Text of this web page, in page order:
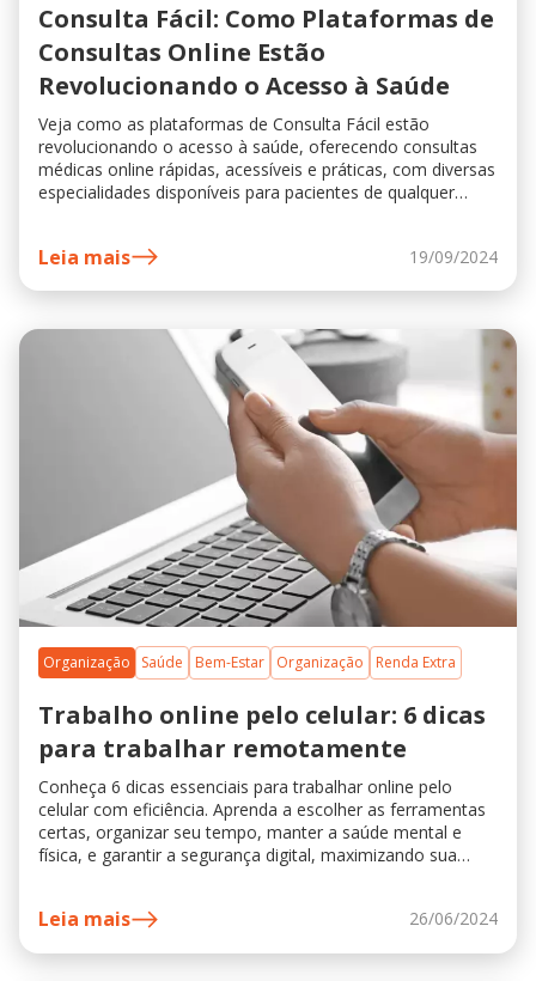
Consulta Fácil: Como Plataformas de
Consultas Online Estão
Revolucionando o Acesso à Saúde
Veja como as plataformas de Consulta Fácil estão
revolucionando o acesso à saúde, oferecendo consultas
médicas online rápidas, acessíveis e práticas, com diversas
especialidades disponíveis para pacientes de qualquer
Leia mais 19/09/2024
Organização Saúde Bem-Estar Organização Renda Extra
Trabalho online pelo celular: 6 dicas
para trabalhar remotamente
Conheça 6 dicas essenciais para trabalhar online pelo
celular com eficiência. Aprenda a escolher as ferramentas
certas, organizar seu tempo, manter a saúde mental e
física, e garantir a segurança digital, maximizando sua
Leia mais 26/06/2024